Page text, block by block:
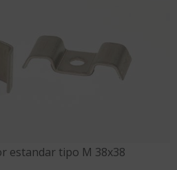
estandar tipo M 38x38